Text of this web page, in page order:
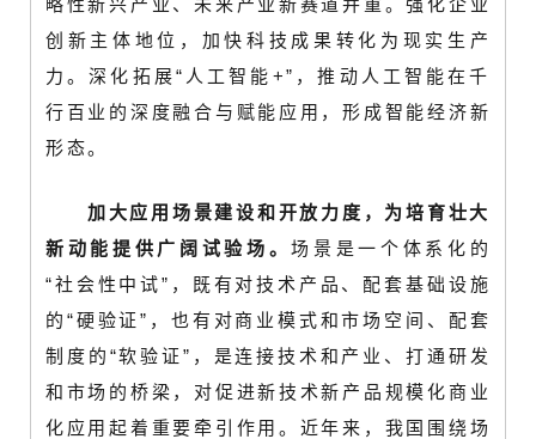
略性新兴产业、未来产业新赛道并重。强化企业
创新主体地位，加快科技成果转化为现实生产
力。深化拓展“人工智能+”，推动人工智能在千
行百业的深度融合与赋能应用，形成智能经济新
形态。
加大应用场景建设和开放力度，为培育壮大
新动能提供广阔试验场。场景是一个体系化的
“社会性中试”，既有对技术产品、配套基础设施
的“硬验证”，也有对商业模式和市场空间、配套
制度的“软验证”，是连接技术和产业、打通研发
和市场的桥梁，对促进新技术新产品规模化商业
化应用起着重要牵引作用。近年来，我国围绕场